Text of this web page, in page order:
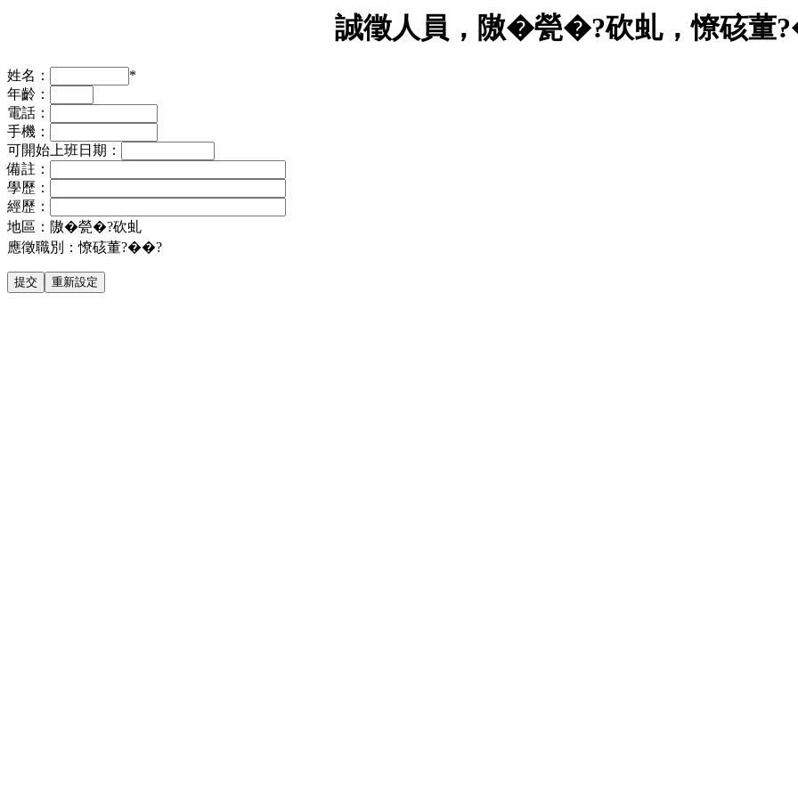
誠徵人員，隞�甇�?砍虬，憭硋
姓名：
*
年齡：
電話：
手機：
可開始上班日期：
備註：
學歷：
經歷：
地區：隞�甇�?砍虬
應徵職別：憭硋董?��?